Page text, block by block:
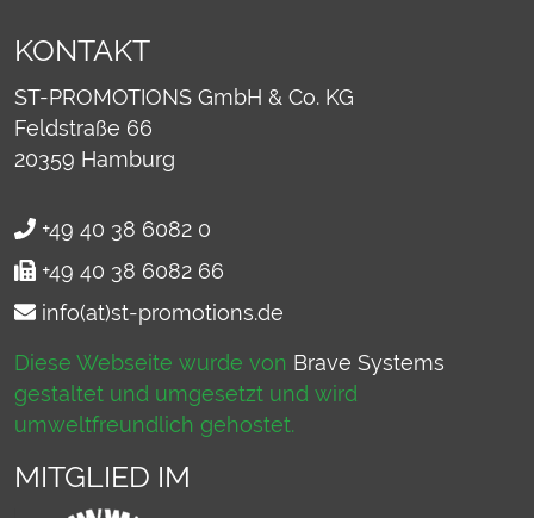
KONTAKT
ST-PROMOTIONS GmbH & Co. KG
Feldstraße 66
20359 Hamburg
+49 40 38 6082 0
+49 40 38 6082 66
info(at)st-promotions.de
Diese Webseite wurde von Brave Systems
gestaltet und umgesetzt und wird
umweltfreundlich gehostet.
MITGLIED IM